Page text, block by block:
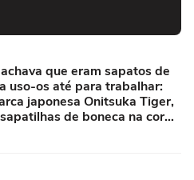
que eram sapatos de
uso-os até para trabalhar:
japonesa Onitsuka Tiger,
de boneca na cor